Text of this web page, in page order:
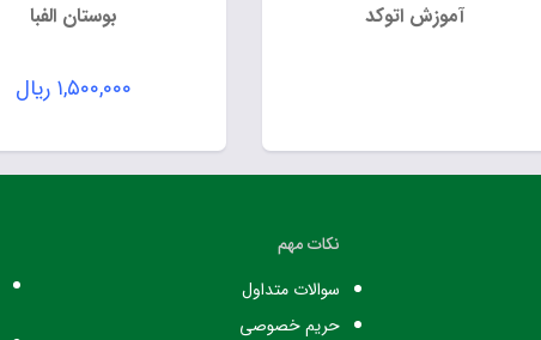
آموزش اتوکد بوستان الفبا
۱,۵۰۰,۰۰۰ ریال
نکات مهم
سوالات متداول
حریم خصوصی